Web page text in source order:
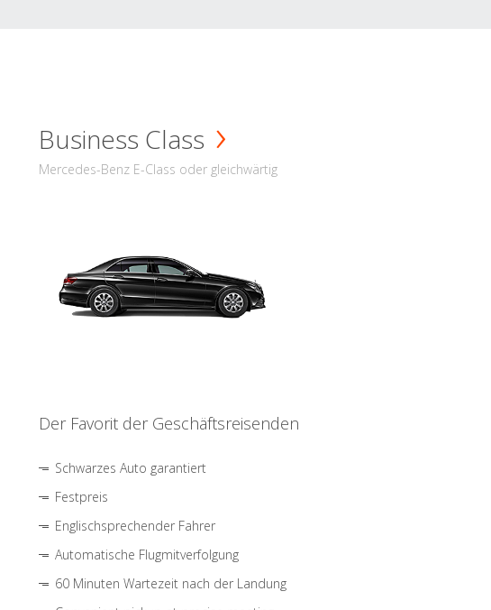
Business Class
Mercedes-Benz E-Class oder gleichwärtig
Der Favorit der Geschäftsreisenden
Schwarzes Auto garantiert
Festpreis
Englischsprechender Fahrer
Automatische Flugmitverfolgung
60 Minuten Wartezeit nach der Landung